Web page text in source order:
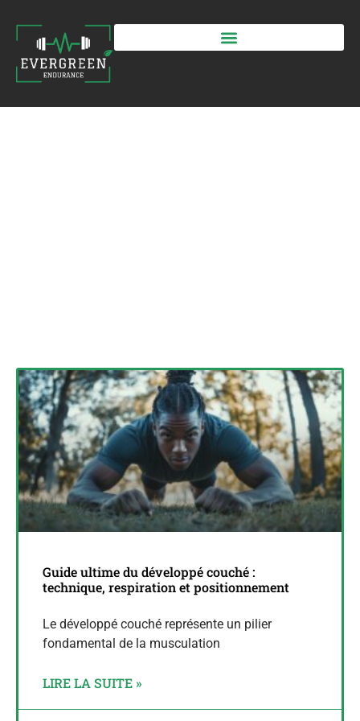
Guide ultime du développé couché :
technique, respiration et positionnement
Le développé couché représente un pilier
fondamental de la musculation
LIRE LA SUITE »